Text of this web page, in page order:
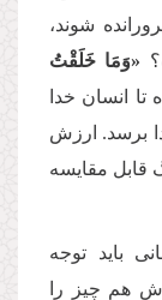
شوند،
«وَمَا خَلَقْتُ
انسان خدا
برسد. ارزش
قابل مقایسه
باید توجه
هم چیز را